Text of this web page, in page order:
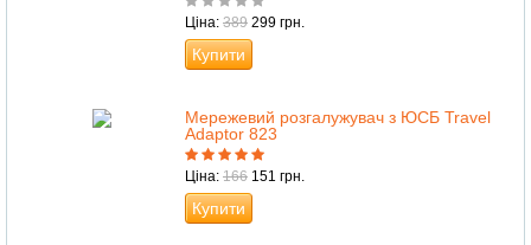
Ціна: 389 299 грн.
Купити
Мережевий розгалужувач з ЮСБ Travel
Adaptor 823
Ціна: 166 151 грн.
Купити